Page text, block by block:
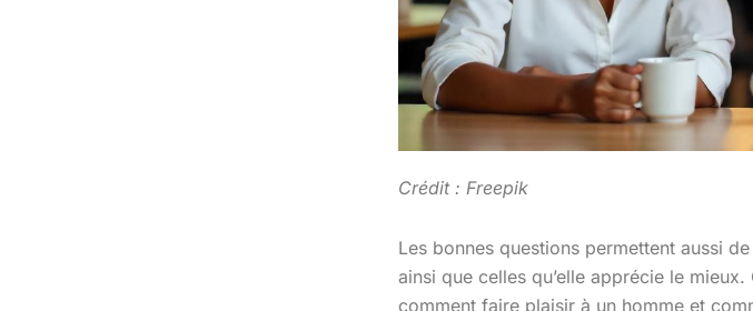
Crédit : Freepik
Les bonnes questions permettent aussi
ainsi que celles qu’elle apprécie le
comment faire plaisir à un homme et